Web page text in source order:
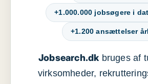
+1.000.000 jobsøgere i
+1.200 ansættelser
Jobsearch.dkbruges af
virksomheder,